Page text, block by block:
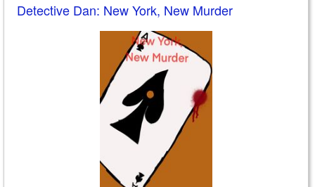
Detective Dan: New York, New Murder